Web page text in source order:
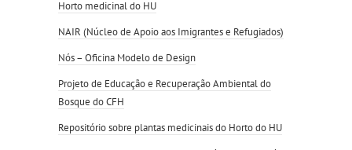
Horto medicinal do HU
NAIR (Núcleo de Apoio aos Imigrantes e Refugiados)
Nós – Oficina Modelo de Design
Projeto de Educação e Recuperação Ambiental do
Bosque do CFH
Repositório sobre plantas medicinais do Horto do HU